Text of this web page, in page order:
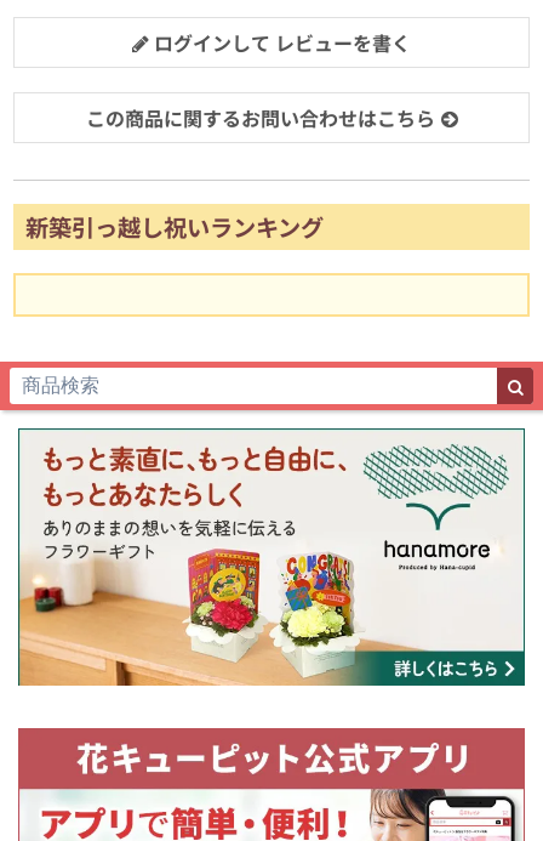
ログインして レビューを書く
この商品に関するお問い合わせはこちら
新築引っ越し祝いランキング